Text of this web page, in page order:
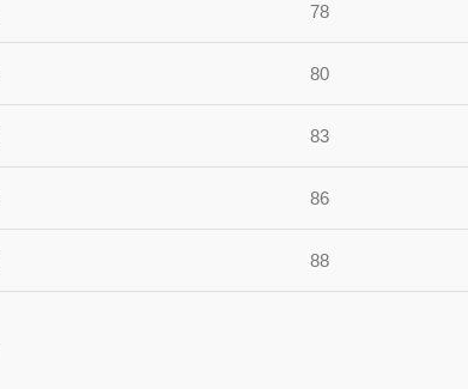
78
80
83
86
88